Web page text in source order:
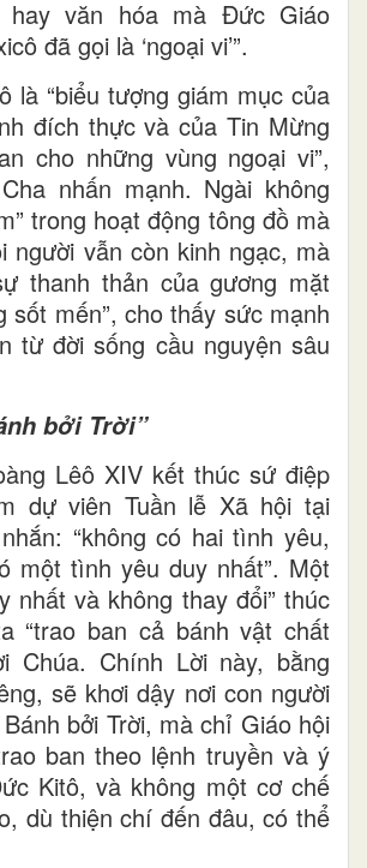
hay văn hóa mà Đức Giáo
đã gọi là ‘ngoại vi’”.
là “biểu tượng giám mục của
đích thực và của Tin Mừng
cho những vùng ngoại vi”,
nhấn mạnh. Ngài không
trong hoạt động tông đồ mà
người vẫn còn kinh ngạc, mà
thanh thản của gương mặt
sốt mến”, cho thấy sức mạnh
từ đời sống cầu nguyện sâu
bởi Trời”
Lêô XIV kết thúc sứ điệp
dự viên Tuần lễ Xã hội tại
“không có hai tình yêu,
một tình yêu duy nhất”. Một
nhất và không thay đổi” thúc
“trao ban cả bánh vật chất
Chúa. Chính Lời này, bằng
sẽ khơi dậy nơi con người
bởi Trời, mà chỉ Giáo hội
ban theo lệnh truyền và ý
Kitô, và không một cơ chế
dù thiện chí đến đâu, có thể